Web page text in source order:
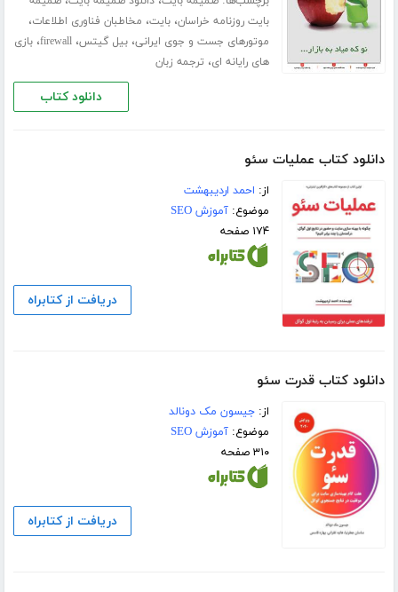
بایت روزنامه خراسان،بایت، مخاطبان فناوری اطلاعات،
موتورهای جست‌ و جوی ایرانی،بیل گیتس،firewall،بازی‌
های رایانه‌ ای، ترجمه زبان
دانلود کتاب
دانلود کتاب عملیات سئو
از: احمد اردیبهشت
موضوع:آموزش SEO
۱۷۴ صفحه
دریافت از کتابراه
دانلود کتاب قدرت سئو
از:جیسون مک دونالد
موضوع:آموزش SEO
۳۱۰ صفحه
دریافت از کتابراه